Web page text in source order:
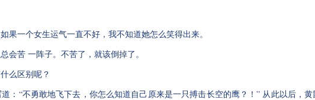
果一个女生运气一直不好，我不知道她怎么笑得出来。
会苦 一阵子。不苦了，就该倒掉了。
么区别呢？
：“不勇敢地飞下去，你怎么知道自己原来是一只搏击长空的鹰？！” 从此以后，黄